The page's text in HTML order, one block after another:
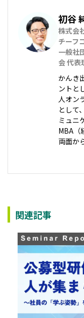
初谷
株式会
チーフ
一般社
会 代表
かんき
ントと
人オン
として
ミュニ
MBA（
両面か
関連記事